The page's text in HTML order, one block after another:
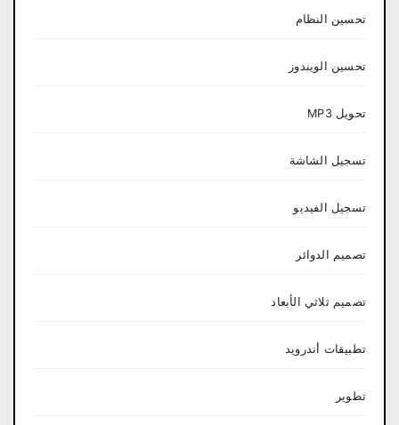
تحسين النظام
تحسين الويندوز
تحويل MP3
تسجيل الشاشة
تسجيل الفيديو
تصميم الدوائر
تصميم ثلاثي الأبعاد
تطبيقات أندرويد
تطوير